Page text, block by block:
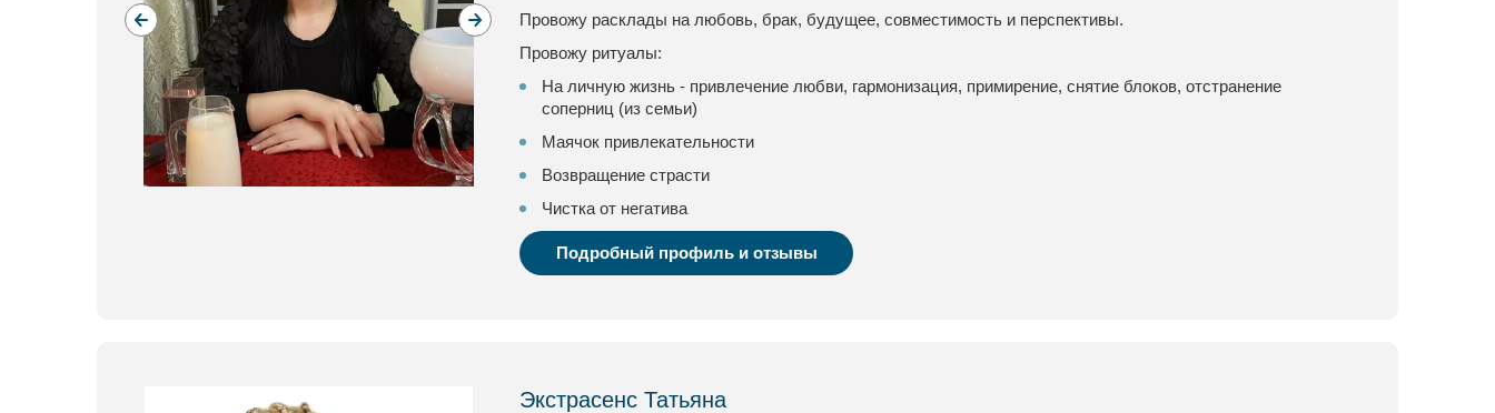
Провожу расклады на любовь, брак, будущее, совместимость и перспективы.
Провожу ритуалы:
На личную жизнь - привлечение любви, гармонизация, примирение, снятие блоков, отстранение
соперниц (из семьи)
Маячок привлекательности
Возвращение страсти
Чистка от негатива
Подробный профиль и отзывы
Экстрасенс Татьяна